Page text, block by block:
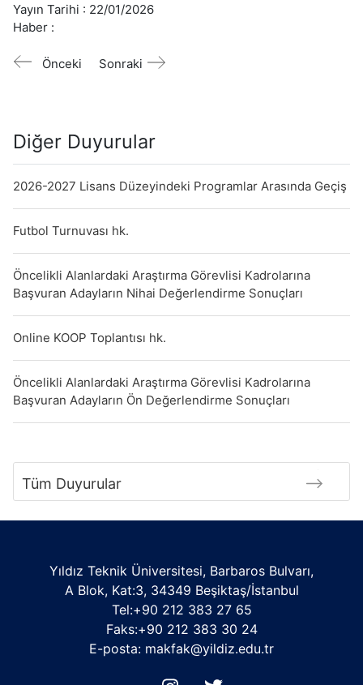
Yayın Tarihi : 22/01/2026
Haber :
Önceki Sonraki
Diğer Duyurular
2026-2027 Lisans Düzeyindeki Programlar Arasında Geçiş
Futbol Turnuvası hk.
Öncelikli Alanlardaki Araştırma Görevlisi Kadrolarına
Başvuran Adayların Nihai Değerlendirme Sonuçları
Online KOOP Toplantısı hk.
Öncelikli Alanlardaki Araştırma Görevlisi Kadrolarına
Başvuran Adayların Ön Değerlendirme Sonuçları
Tüm Duyurular
Yıldız Teknik Üniversitesi, Barbaros Bulvarı,
A Blok, Kat:3, 34349 Beşiktaş/İstanbul
Tel:+90 212 383 27 65
Faks:+90 212 383 30 24
E-posta: makfak@yildiz.edu.tr